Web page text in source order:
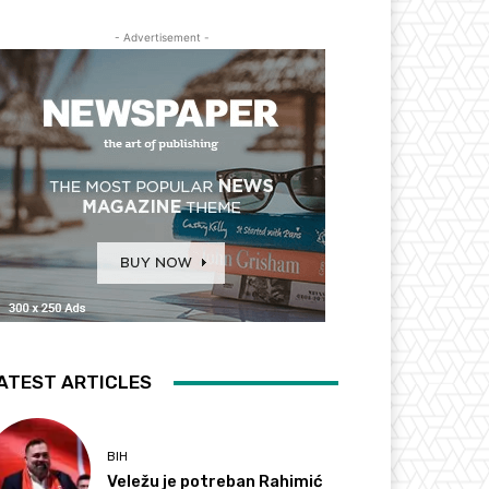
- Advertisement -
ARTICLES
BIH
Veležu je potreban Rahimić